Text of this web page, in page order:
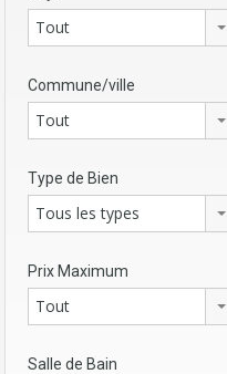
Tout
Commune/ville
Tout
Type de Bien
Tous les types
Prix Maximum
Tout
Salle de Bain